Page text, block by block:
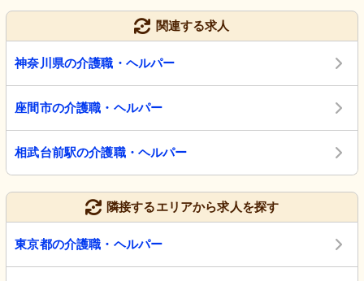
関連する求人
神奈川県の介護職・ヘルパー
座間市の介護職・ヘルパー
相武台前駅の介護職・ヘルパー
隣接するエリアから求人を探す
東京都の介護職・ヘルパー